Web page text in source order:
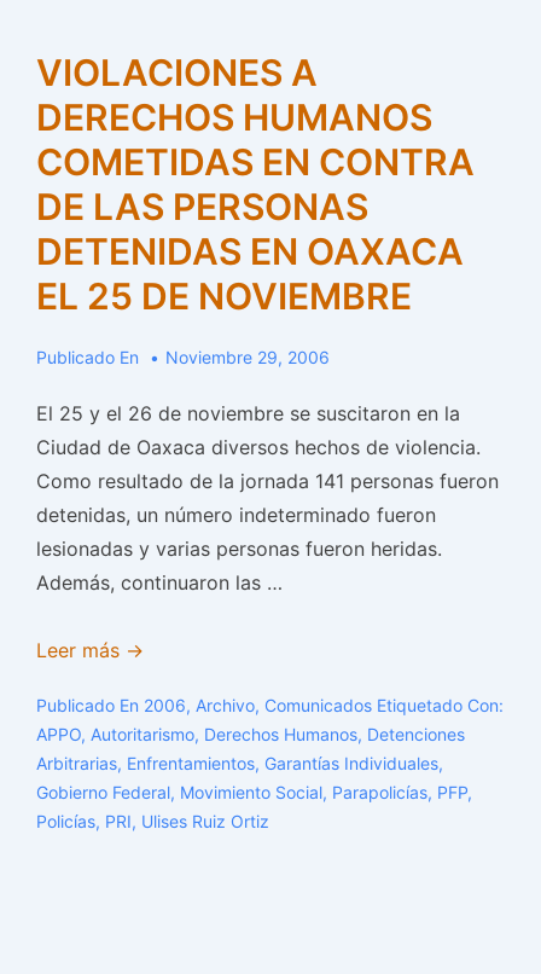
ocasionaron
destrozos
el
sábado
VIOLACIONES A
DERECHOS HUMANOS
COMETIDAS EN CONTRA
DE LAS PERSONAS
DETENIDAS EN OAXACA
EL 25 DE NOVIEMBRE
Publicado En Noviembre 29, 2006
El 25 y el 26 de noviembre se suscitaron en la
Ciudad de Oaxaca diversos hechos de violencia.
Como resultado de la jornada 141 personas fueron
detenidas, un número indeterminado fueron
lesionadas y varias personas fueron heridas.
Además, continuaron las …
VIOLACIONES
DERECHOS
HUMANOS
COMETIDAS
EN
Leer más →
Publicado En 2006, Archivo, Comunicados Etiquetado Con:
APPO, Autoritarismo, Derechos Humanos, Detenciones
Arbitrarias, Enfrentamientos, Garantías Individuales,
Gobierno Federal, Movimiento Social, Parapolicías, PFP,
Policías, PRI, Ulises Ruiz Ortiz